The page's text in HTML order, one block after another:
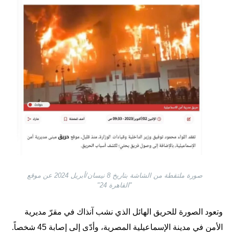
صورة ملتقطة من الشاشة بتاريخ 8 نيسان/أبريل 2024 عن موقع
"القاهرة 24"
وتعود الصورة للحريق الهائل الذي نشب آنذاك في مقرّ مديرية
الأمن في مدينة الإسماعيلية المصرية، وأدّى إلى إصابة 45 شخصاً.